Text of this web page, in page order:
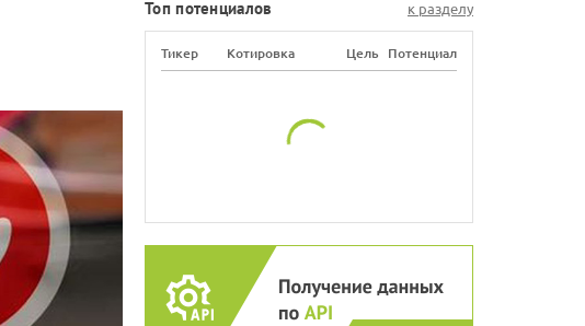
Топ потенциалов к разделу
Тикер Котировка Цель Потенциал